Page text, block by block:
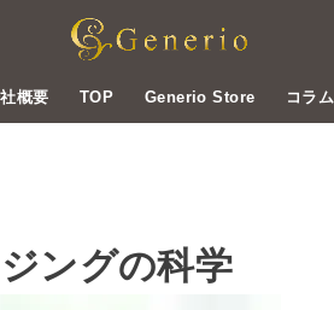
概要 TOP Generio Store コラム
ングの科学